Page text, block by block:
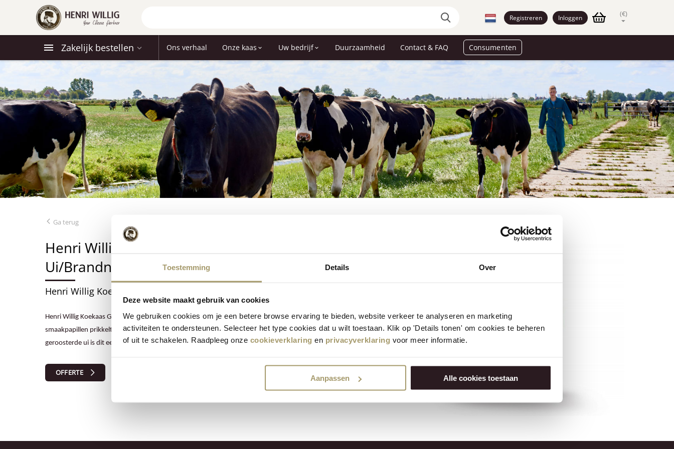
Toestemming Details Over
Deze website maakt gebruik van cookies
We gebruiken cookies om je een betere browse ervaring te bieden, website verkeer te analyseren en marketing
activiteiten te ondersteunen. Selecteer het type cookies dat u wilt toestaan. Klik op 'Details tonen' om cookies te beheren
of uit te schakelen. Raadpleeg onze cookieverklaring en privacyverklaring voor meer informatie.
Aanpassen Alle cookies toestaan
Registreren Inloggen (€)
Zakelijk bestellen Ons verhaal Onze kaas Uw bedrijf Duurzaamheid Contact & FAQ Consumenten
Ga terug
Henri Willig Koekaas Geroosterde
Ui/Brandnetel
Henri Willig Koekaas Geroosterde Ui/Brandnetel 4/5kg 50+
Henri Willig Koekaas Geroosterde Ui/Brandnetel is een heerlijke kruidige kaas die vooral de
smaakpapillen prikkelt. Met de specifieke smaak van brandnetel en wat extra pit van de
geroosterde ui is dit een lekker fel kaasje, dat ook heel goed past door een frisse salade.
OFFERTE